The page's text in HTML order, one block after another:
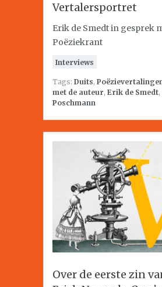
Vertalersportret
Erik de Smedt in gesprek
Poëziekrant
Interviews
Tags: Duits,
met de auteur, Erik de Smedt,
Poschmann
Over de eerste zin